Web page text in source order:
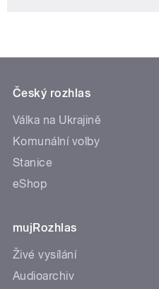
Český rozhlas
Válka na Ukrajině
Komunální volby
Stanice
eShop
mujRozhlas
Živé vysílání
Audioarchiv